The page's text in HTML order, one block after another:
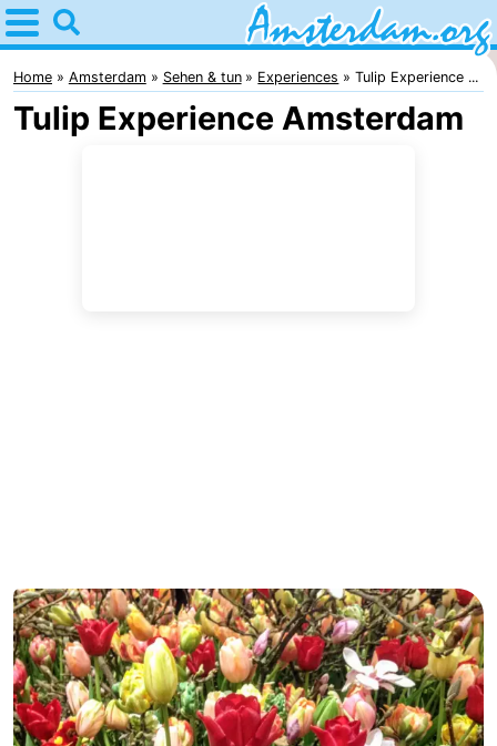
Home
Amsterdam
Interessante
Amsterdamse
Bos
Spaarnwoude
Hotels
Zimmer
(mit
Lastminutes
Home Amsterdam Sehen & tun Experiences Tulip Experience ...
Tulip Experience Amsterdam